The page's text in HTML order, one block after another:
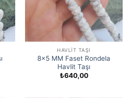
HAVLIT TAŞI
8×5 MM Faset Rondela
Havlit Taşı
₺640,00